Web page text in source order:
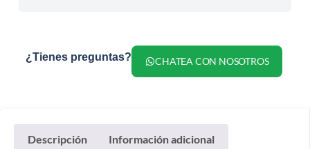
¿Tienes preguntas? CHATEA CON NOSOTROS
Descripción Información adicional